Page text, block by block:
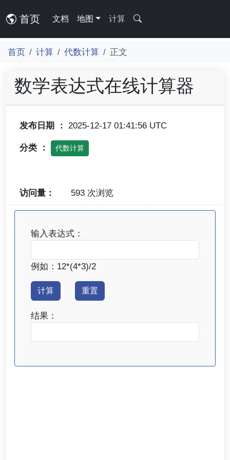
首页 文档 地图 计算
首页 计算 代数计算 正文
数学表达式在线计算器
发布日期 ： 2025-12-17 01:41:56 UTC
分类 ： 代数计算
访问量： 593 次浏览
输入表达式：
例如：12*(4*3)/2
结果：